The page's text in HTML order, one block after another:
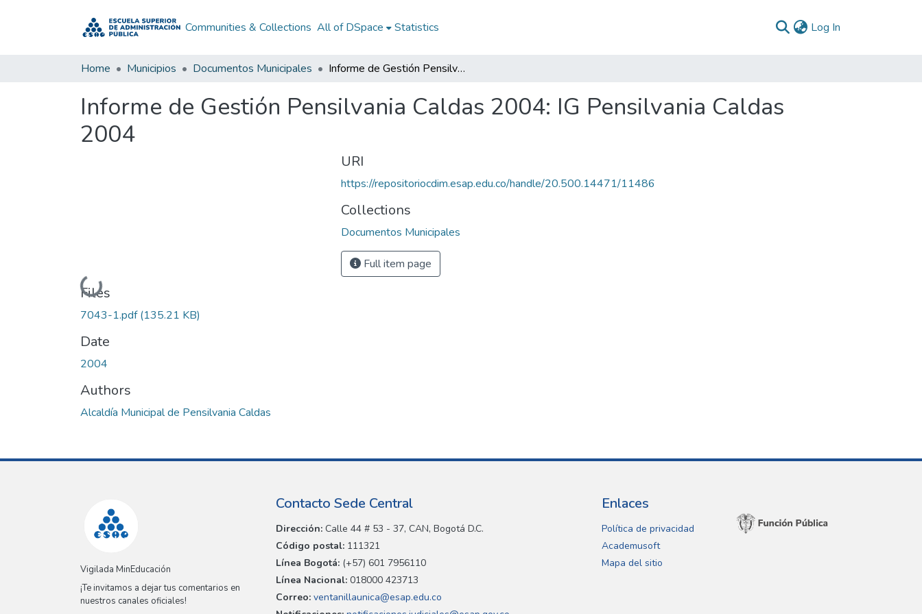
Communities & Collections All of DSpace Statistics Log In
Home Municipios Documentos Municipales Informe de Gestión Pensilvania Caldas 2004: IG Pensilvania Caldas 2004
Informe de Gestión Pensilvania Caldas 2004: IG Pensilvania Caldas
2004
Loading...
Files
7043-1.pdf(135.21 KB)
Date
2004
Authors
Alcaldía Municipal de Pensilvania Caldas
URI
https://repositoriocdim.esap.edu.co/handle/20.500.14471/11486
Collections
Documentos Municipales
Full item page
Vigilada MinEducación
¡Te invitamos a dejar tus comentarios en
nuestros canales oficiales!
Contacto Sede Central
Dirección: Calle 44 # 53 - 37, CAN, Bogotá D.C.
Código postal: 111321
Línea Bogotá: (+57) 601 7956110
Línea Nacional: 018000 423713
Correo: ventanillaunica@esap.edu.co
Enlaces
Política de privacidad
Academusoft
Mapa del sitio